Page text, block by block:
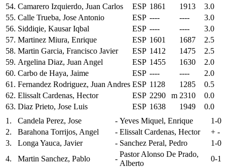
54. Camarero Izquierdo, Juan Carlos ESP 1861 1913
3.0
55. Calle Trueba, Jose Antonio ESP ---- ----
3.0
56. Siddiqie, Kausar Iqbal ESP ---- ----
3.0
57. Martinez Miura, Enrique ESP 1601 1687
2.5
58. Martin Garcia, Francisco Javier ESP 1412 1475
2.5
59. Argelina Diaz, Juan Angel ESP 1455 1630
2.0
60. Carbo de Haya, Jaime ESP ---- ----
2.0
61. Fernandez Rodriguez, Juan Andres ESP 1128 1285
0.5
62. Elissalt Cardenas, Hector ESP 2290 m 2310
0.0
63. Diaz Prieto, Jose Luis ESP 1638 1949
0.0
1.
Candela Perez, Jose - Yeves Miquel, Enrique
1-0
2.
Barahona Torrijos, Angel - Elissalt Cardenas, Hector
+ -
3.
Longa Yauca, Javier - Sanchez Peral, Pedro
1-0
4.
Martin Sanchez, Pablo -
Pastor Alonso De Prado,
Alberto
0-1